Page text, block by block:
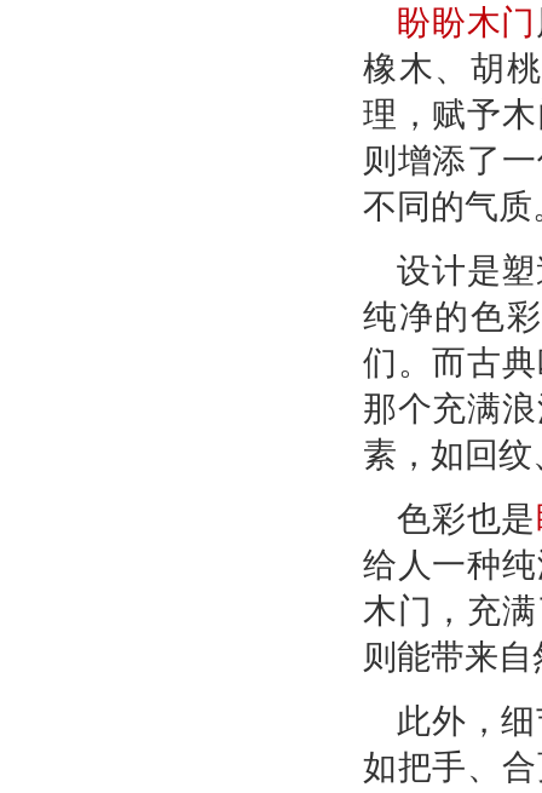
盼盼木门
橡木、胡
理，赋予
则增添了
不同的气质
设计是
纯净的色
们。而古
那个充满
素，如回
色彩也是
给人一种
木门，充
则能带来
此外，
如把手、